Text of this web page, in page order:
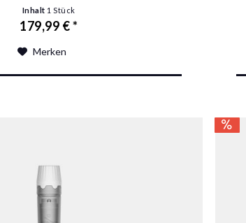
Inhalt 1 Stück
179,99 € *
Merken